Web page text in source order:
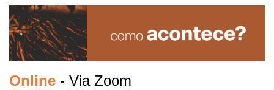
Online - Via Zoom